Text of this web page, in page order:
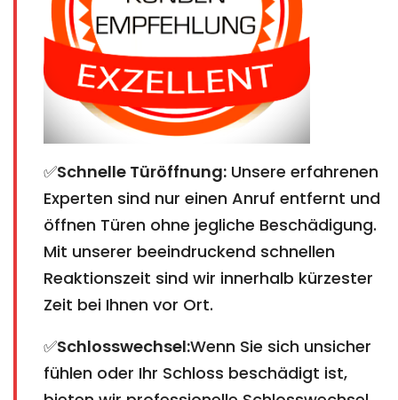
✅Schnelle Türöffnung: Unsere erfahrenen
Experten sind nur einen Anruf entfernt und
öffnen Türen ohne jegliche Beschädigung.
Mit unserer beeindruckend schnellen
Reaktionszeit sind wir innerhalb kürzester
Zeit bei Ihnen vor Ort.
✅Schlosswechsel:Wenn Sie sich unsicher
fühlen oder Ihr Schloss beschädigt ist,